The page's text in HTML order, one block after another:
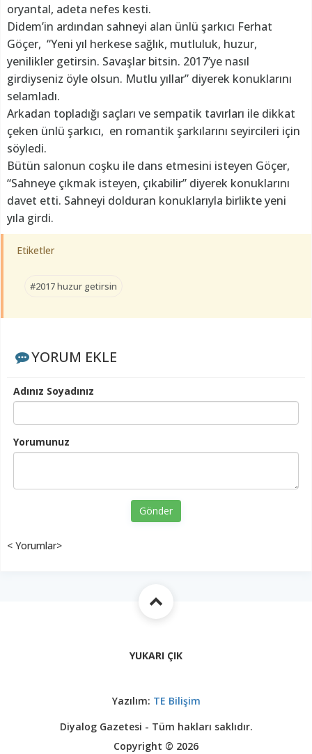
oryantal, adeta nefes kesti.
Didem’in ardından sahneyi alan ünlü şarkıcı Ferhat
Göçer, “Yeni yıl herkese sağlık, mutluluk, huzur,
yenilikler getirsin. Savaşlar bitsin. 2017’ye nasıl
girdiyseniz öyle olsun. Mutlu yıllar” diyerek konuklarını
selamladı.
Arkadan topladığı saçları ve sempatik tavırları ile dikkat
çeken ünlü şarkıcı, en romantik şarkılarını seyircileri için
söyledi.
Bütün salonun coşku ile dans etmesini isteyen Göçer,
“Sahneye çıkmak isteyen, çıkabilir” diyerek konuklarını
davet etti. Sahneyi dolduran konuklarıyla birlikte yeni
yıla girdi.
Etiketler
#2017 huzur getirsin
YORUM EKLE
Adınız Soyadınız
Yorumunuz
Gönder
< Yorumlar>
YUKARI ÇIK
Yazılım: TE Bilişim
Diyalog Gazetesi - Tüm hakları saklıdır.
Copyright © 2026